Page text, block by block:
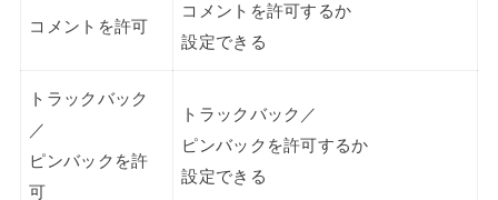
コメントを許可
コメントを許可するか
設定できる
トラックバック
／
ピンバックを許
可
トラックバック／
ピンバックを許可するか
設定できる